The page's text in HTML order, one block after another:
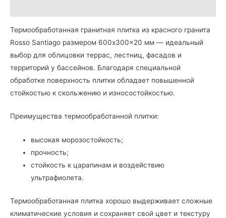
мм
Термообработанная гранитная плитка из красного гранита
Rosso Santiago размером 600x300x20 мм — идеальный
выбор для облицовки террас, лестниц, фасадов и
территорий у бассейнов. Благодаря специальной
обработке поверхность плитки обладает повышенной
стойкостью к скольжению и износостойкостью.
Преимущества термообработанной плитки:
высокая морозостойкость;
прочность;
стойкость к царапинам и воздействию
ультрафиолета.
Термообработанная плитка хорошо выдерживает сложные
климатические условия и сохраняет свой цвет и текстуру